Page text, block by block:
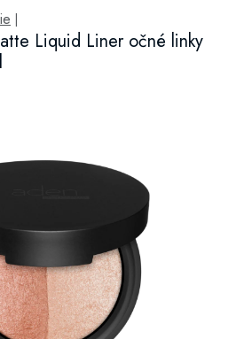
Liquid Liner očné linky